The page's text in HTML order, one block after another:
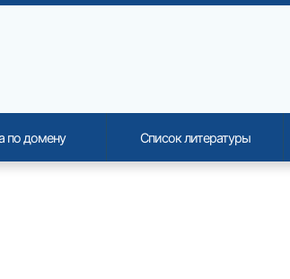
content
по домену Список литературы